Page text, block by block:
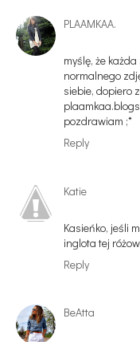
PLAAMKAA.
myślę, że
normalnego
siebie, dopiero
pozdrawiam ;*
Reply
Katie
Kasieńko, jeśli
inglota tej
Reply
BeAtta